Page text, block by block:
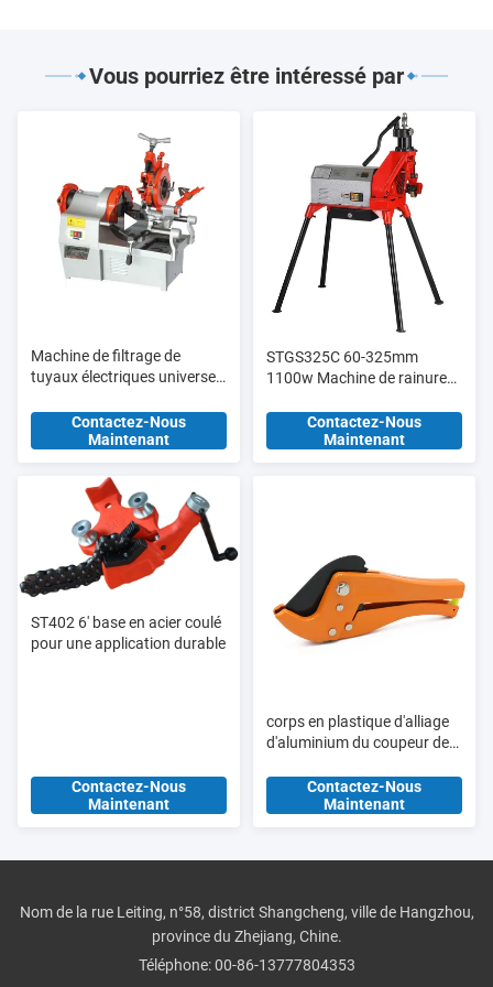
Vous pourriez être intéressé par
Machine de filtrage de
tuyaux électriques universels
M8 - M18Contactez-Nous
Maintenant
STGS325C 60-325mm
1100w Machine de rainure
égyptien avec pompe
hydraulique mise à jour
Contactez-Nous
Maintenant
ST402 6' base en acier coulé
pour une application durable
Contactez-Nous
Maintenant
corps en plastique d'alliage
d'aluminium du coupeur de
HT309AContactez-Nous
Maintenant
Nom de la rue Leiting, n°58, district Shangcheng, ville de Hangzhou,
province du Zhejiang, Chine.
Téléphone:00-86-13777804353